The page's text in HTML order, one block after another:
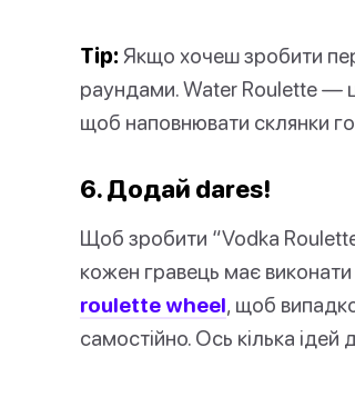
Tip: Якщо хочеш зробити
раундами. Water Roulette —
щоб наповнювати склянки
6. Додай dares!
Щоб зробити “Vodka
кожен гравець має
roulette wheel, щоб
самостійно. Ось кілька ідей